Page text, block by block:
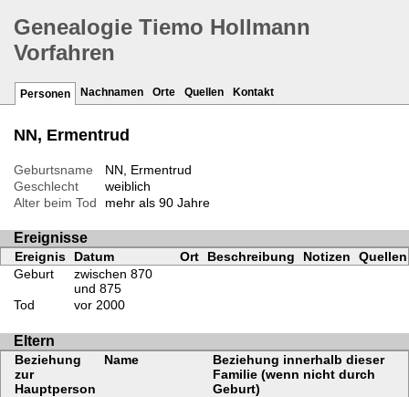
Genealogie Tiemo Hollmann
Vorfahren
Personen Nachnamen Orte Quellen Kontakt
NN, Ermentrud
Geburtsname
NN, Ermentrud
Geschlecht
weiblich
Alter beim Tod
mehr als 90 Jahre
Ereignisse
Ereignis Datum Ort Beschreibung Notizen
Quellen
Geburt
zwischen 870
und 875
Tod
vor 2000
Eltern
Beziehung
zur
Hauptperson
Name
Beziehung innerhalb dieser
Familie (wenn nicht durch
Geburt)